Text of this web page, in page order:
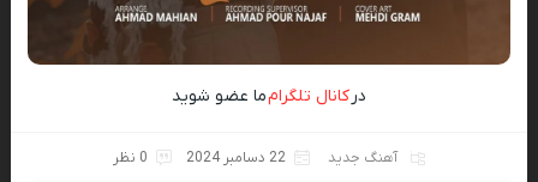
درکانال تلگرامما عضو شوید
آهنگ جدید 22 دسامبر 2024 0 نظر